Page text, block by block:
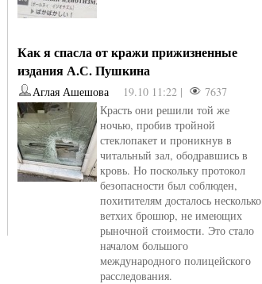
Как я спасла от кражи прижизненные
издания А.С. Пушкина
Аглая Ашешова 19.10 11:22 |
7637
Красть они решили той же
ночью, пробив тройной
стеклопакет и проникнув в
читальный зал, ободравшись в
кровь. Но поскольку протокол
безопасности был соблюден,
похитителям досталось несколько
ветхих брошюр, не имеющих
рыночной стоимости. Это стало
началом большого
международного полицейского
расследования.